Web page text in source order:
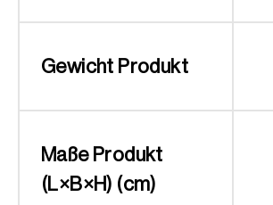
Gewicht Produkt
Maße Produkt
(L×B×H) (cm)